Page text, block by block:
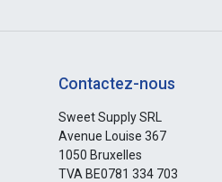
Contactez-nous
Sweet Supply SRL
Avenue Louise 367
1050 Bruxelles
TVA BE0781 334 703